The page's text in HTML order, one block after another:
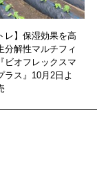
レ】保湿効果を高
分解性マルチフィ
ビオフレックスマ
ラス』10月2日よ